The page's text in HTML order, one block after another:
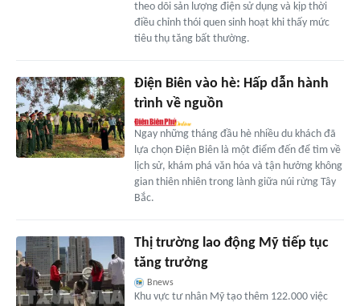
theo dõi sản lượng điện sử dụng và kịp thời
điều chỉnh thói quen sinh hoạt khi thấy mức
tiêu thụ tăng bất thường.
Điện Biên vào hè: Hấp dẫn hành
trình về nguồn
Ngay những tháng đầu hè nhiều du khách đã
lựa chọn Điện Biên là một điểm đến để tìm về
lịch sử, khám phá văn hóa và tận hưởng không
gian thiên nhiên trong lành giữa núi rừng Tây
Bắc.
Thị trường lao động Mỹ tiếp tục
tăng trưởng
Bnews
Khu vực tư nhân Mỹ tạo thêm 122.000 việc